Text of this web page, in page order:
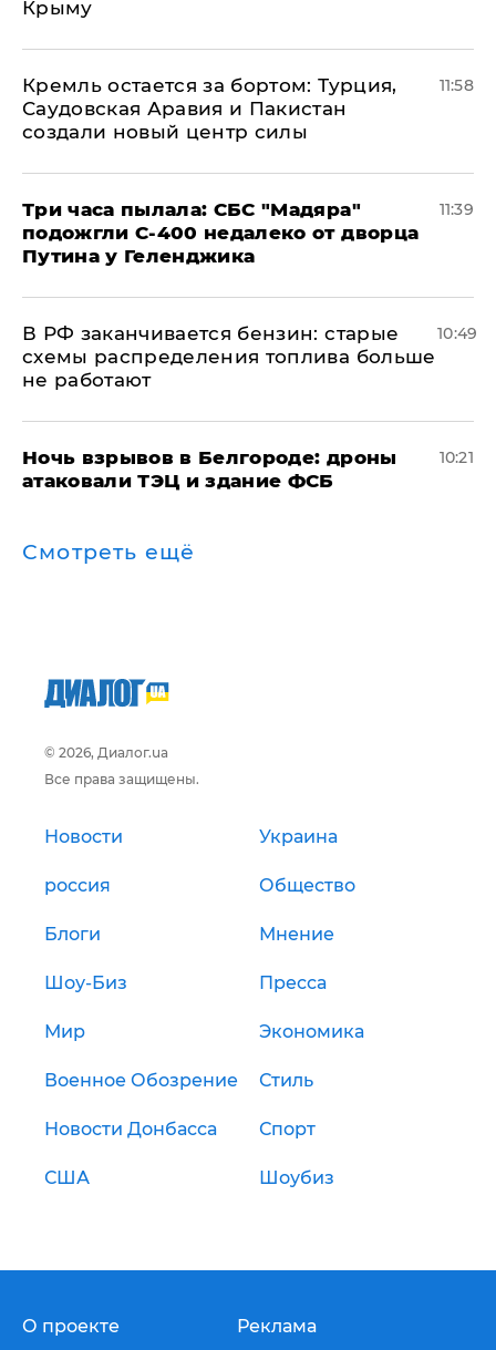
Крыму
​Кремль остается за бортом: Турция,
Саудовская Аравия и Пакистан
создали новый центр силы
11:58
Три часа пылала: СБС "Мадяра"
подожгли С-400 недалеко от дворца
Путина у Геленджика
11:39
​В РФ заканчивается бензин: старые
схемы распределения топлива больше
не работают
10:49
​Ночь взрывов в Белгороде: дроны
атаковали ТЭЦ и здание ФСБ
10:21
Смотреть ещё
© 2026, Диалог.ua
Все права защищены.
Новости Украина
россия Общество
Блоги Мнение
Шоу-Биз Пресса
Мир Экономика
Военное Обозрение Стиль
Новости Донбасса Спорт
США Шоубиз
О проекте Реклама